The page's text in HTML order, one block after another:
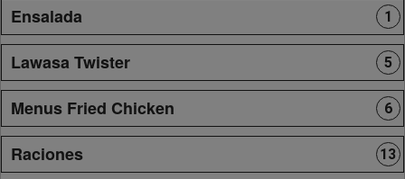
Ensalada 1
Lawasa Twister 5
Menus Fried Chicken 6
Raciones 13